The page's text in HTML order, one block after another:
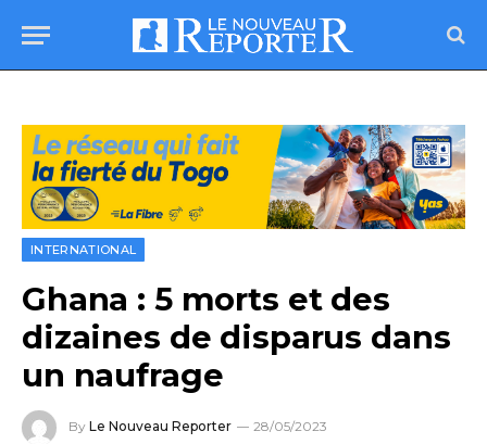
INTERNATIONAL
Ghana : 5 morts et des
dizaines de disparus dans
un naufrage
By Le Nouveau Reporter
28/05/2023